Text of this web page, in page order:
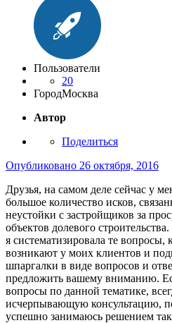
Пользователи
20
ГородМосква
Автор
Поделиться
Опубликовано 26 октября, 2016
Друзья, на самом деле сейчас у
большое количество исков,
неустойки с застройщиков за
объектов долевого
я систематизировала те вопросы,
возникают у моих клиентов и
шпаргалки в виде вопросов и
предложить вашему вниманию.
вопросы по данной тематике,
исчерпывающую консультацию,
успешно занимаюсь решением